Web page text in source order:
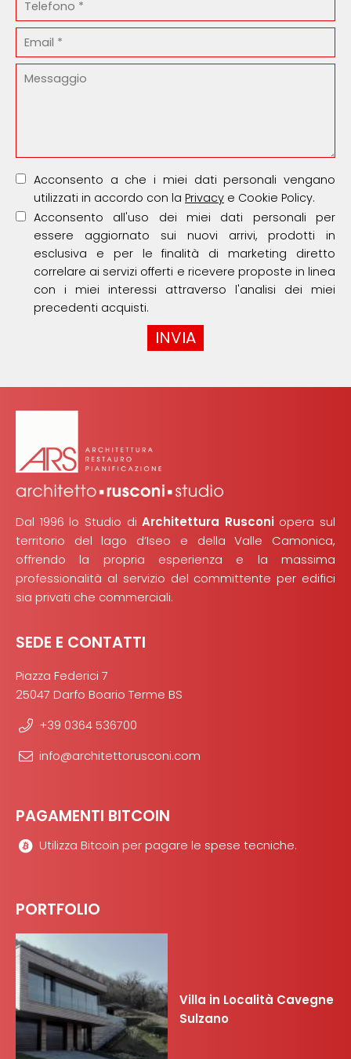
Acconsento a che i miei dati personali vengano
utilizzati in accordo con la Privacy e Cookie Policy.
Acconsento all'uso dei miei dati personali per
essere aggiornato sui nuovi arrivi, prodotti in
esclusiva e per le finalità di marketing diretto
correlare ai servizi offerti e ricevere proposte in linea
con i miei interessi attraverso l'analisi dei miei
precedenti acquisti.
Dal 1996 lo Studio diArchitettura Rusconiopera sul
territorio del lago d’Iseo e della Valle Camonica,
offrendo la propria esperienza e la massima
professionalità al servizio del committente per edifici
sia privati che commerciali.
SEDE E CONTATTI
Piazza Federici 7
25047 Darfo Boario Terme BS
+39 0364 536700
info@architettorusconi.com
PAGAMENTI BITCOIN
Utilizza Bitcoin per pagare le spese tecniche.
PORTFOLIO
Villa in Località Cavegne
Sulzano